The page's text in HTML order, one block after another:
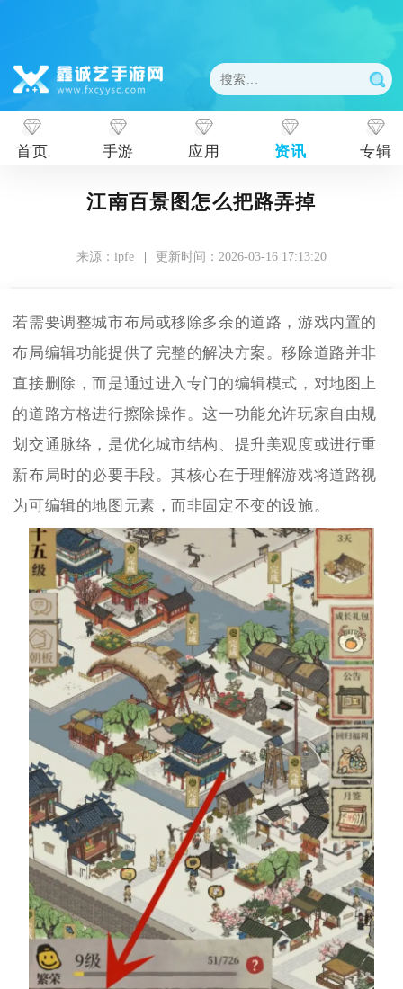
首页 手游 应用 资讯 专辑
江南百景图怎么把路弄掉
来源：ipfe | 更新时间：2026-03-16 17:13:20
若需要调整城市布局或移除多余的道路，游戏内置的
布局编辑功能提供了完整的解决方案。移除道路并非
直接删除，而是通过进入专门的编辑模式，对地图上
的道路方格进行擦除操作。这一功能允许玩家自由规
划交通脉络，是优化城市结构、提升美观度或进行重
新布局时的必要手段。其核心在于理解游戏将道路视
为可编辑的地图元素，而非固定不变的设施。